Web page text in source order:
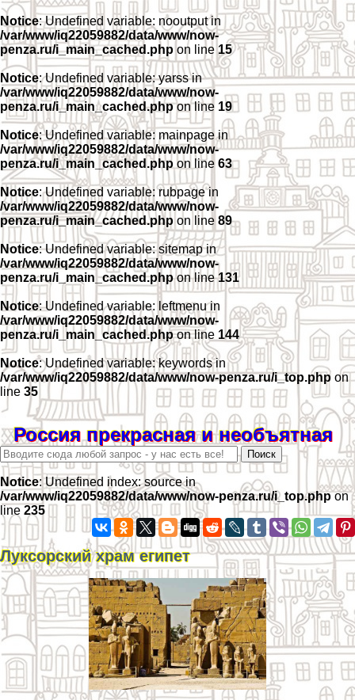
Notice: Undefined variable: nooutput in
/var/www/iq22059882/data/www/now-
penza.ru/i_main_cached.php on line 15
Notice: Undefined variable: yarss in
/var/www/iq22059882/data/www/now-
penza.ru/i_main_cached.phpon line 19
Notice: Undefined variable: mainpage in
/var/www/iq22059882/data/www/now-
penza.ru/i_main_cached.php on line 63
Notice: Undefined variable: rubpage in
/var/www/iq22059882/data/www/now-
penza.ru/i_main_cached.php on line 89
Notice: Undefined variable: sitemap in
/var/www/iq22059882/data/www/now-
penza.ru/i_main_cached.phpon line131
Notice: Undefined variable: leftmenu in
/var/www/iq22059882/data/www/now-
penza.ru/i_main_cached.phpon line 144
Notice: Undefined variable: keywords in
/var/www/iq22059882/data/www/now-penza.ru/i_top.php on
line 35
Россия прекрасная и необъятная
Notice: Undefined index: source in
/var/www/iq22059882/data/www/now-penza.ru/i_top.phpon
line 235
Луксорский храм египет